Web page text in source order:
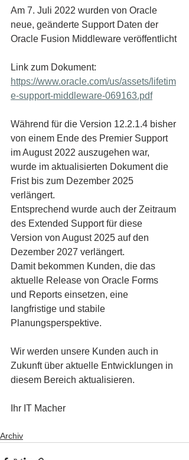
Am 7. Juli 2022 wurden von Oracle
neue, geänderte Support Daten der
Oracle Fusion Middleware veröffentlicht
Link zum Dokument:
https://www.oracle.com/us/assets/lifetim
e-support-middleware-069163.pdf
Während für die Version 12.2.1.4 bisher
von einem Ende des Premier Support
im August 2022 auszugehen war,
wurde im aktualisierten Dokument die
Frist bis zum Dezember 2025
verlängert.
Entsprechend wurde auch der Zeitraum
des Extended Support für diese
Version von August 2025 auf den
Dezember 2027 verlängert.
Damit bekommen Kunden, die das
aktuelle Release von Oracle Forms
und Reports einsetzen, eine
langfristige und stabile
Planungsperspektive.
Wir werden unsere Kunden auch in
Zukunft über aktuelle Entwicklungen in
diesem Bereich aktualisieren.
Ihr IT Macher
Archiv